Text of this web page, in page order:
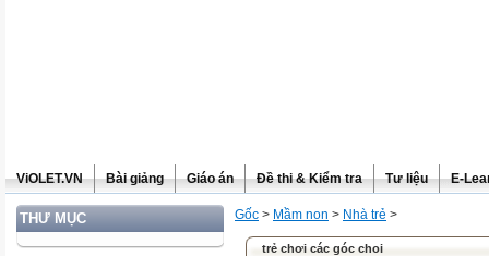
ViOLET.VN Bài giảng Giáo án Đề thi & Kiểm tra Tư liệu E-
THƯ MỤC Gốc > Mầm non > Nhà trẻ >
trẻ chơi các góc choi